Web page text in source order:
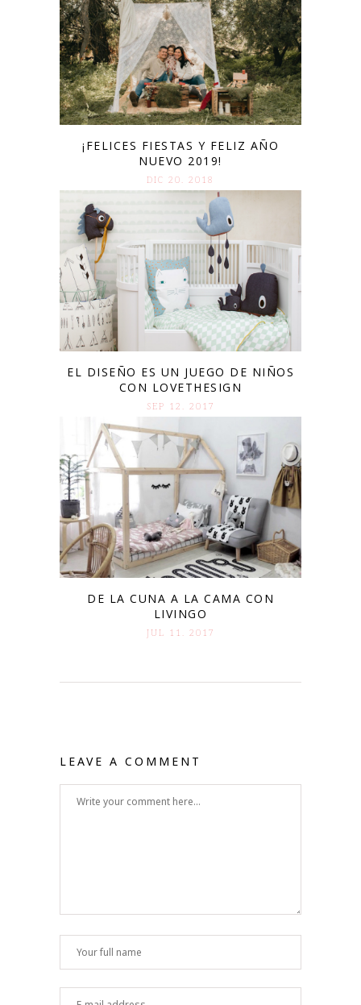
¡FELICES FIESTAS Y FELIZ AÑO
NUEVO 2019!
DIC 20. 2018
EL DISEÑO ES UN JUEGO DE NIÑOS
CON LOVETHESIGN
SEP 12. 2017
DE LA CUNA A LA CAMA CON
LIVINGO
JUL 11. 2017
LEAVE A COMMENT